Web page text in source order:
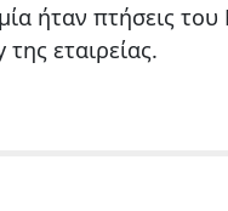
ήταν πτήσεις
εταιρείας.